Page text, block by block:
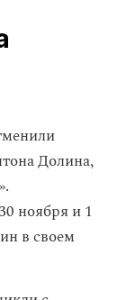
Долина,
ноября и 1
в своем